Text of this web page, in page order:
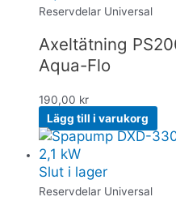
Reservdelar Universal
Axeltätning
Aqua-Flo
190,00 kr
Lägg till i varukorg
Slut i lager
Reservdelar Universal